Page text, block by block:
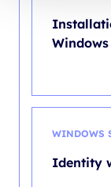
WINDOWS
Identity